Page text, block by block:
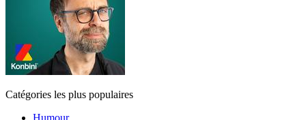
Catégories les plus populaires
Humour